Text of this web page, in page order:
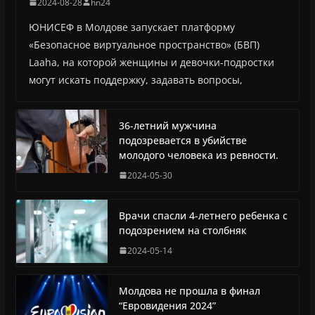
ЮНИСЕФ в Молдове запускает платформу
«Безопасное виртуальное пространство» (БВП)
Laaha, на которой женщины и девочки-подростки
могут искать поддержку, задавать вопросы,
36-летний мужчина
подозревается в убийстве
молодого человека из ревности.
2024-05-30
Врачи спасли 4-летнего ребенка с
подозрением на столбняк
2024-05-14
Молдова не прошла в финал
“Евровидения 2024”